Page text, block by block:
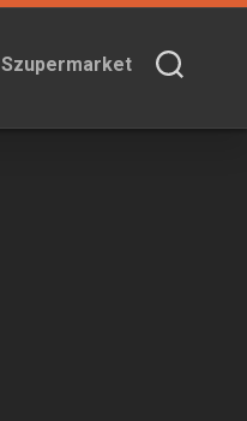
Szupermarket